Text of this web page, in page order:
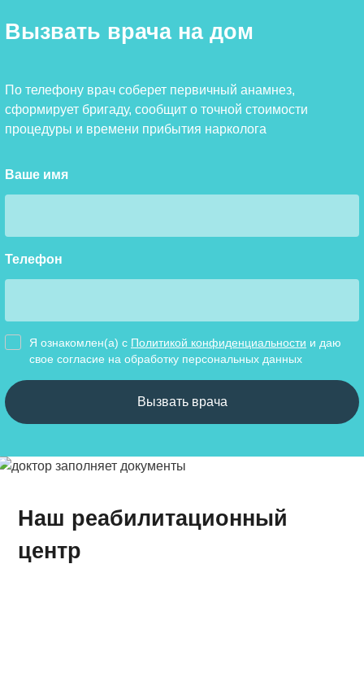
Вызвать врача на дом
По телефону врач соберет первичный анамнез,
сформирует бригаду, сообщит о точной стоимости
процедуры и времени прибытия нарколога
Ваше имя
Телефон
Я ознакомлен(а) с Политикой конфиденциальности и даю
свое cогласие на обработку персональных данных
Вызвать врача
Наш реабилитационный
центр